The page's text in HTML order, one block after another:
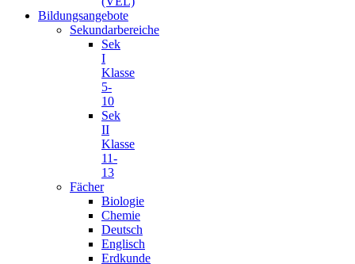
Bildungsangebote
Sekundarbereiche
Sek
I
Klasse
5-
10
Sek
II
Klasse
11-
13
Fächer
Biologie
Chemie
Deutsch
Englisch
Erdkunde